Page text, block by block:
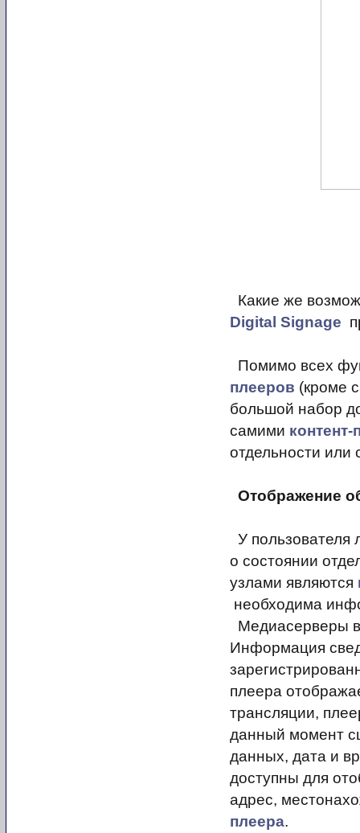
Какие же
Digital Signage
Помимо всех
плееров (кроме
большой набор
самими
отдельности или
Отображение
У пользователя
о состоянии
узлами являются
необходима
Медиасерверы
Информация
плеера
трансляции,
данный момент
данных, дата и
доступны для
адрес,
плеера.